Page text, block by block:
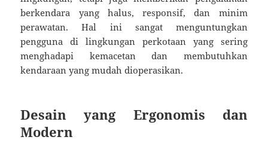
berkendara yang halus, responsif, dan minim
perawatan. Hal ini sangat menguntungkan
pengguna di lingkungan perkotaan yang sering
menghadapi kemacetan dan membutuhkan
kendaraan yang mudah dioperasikan.
Desain yang Ergonomis dan
Modern